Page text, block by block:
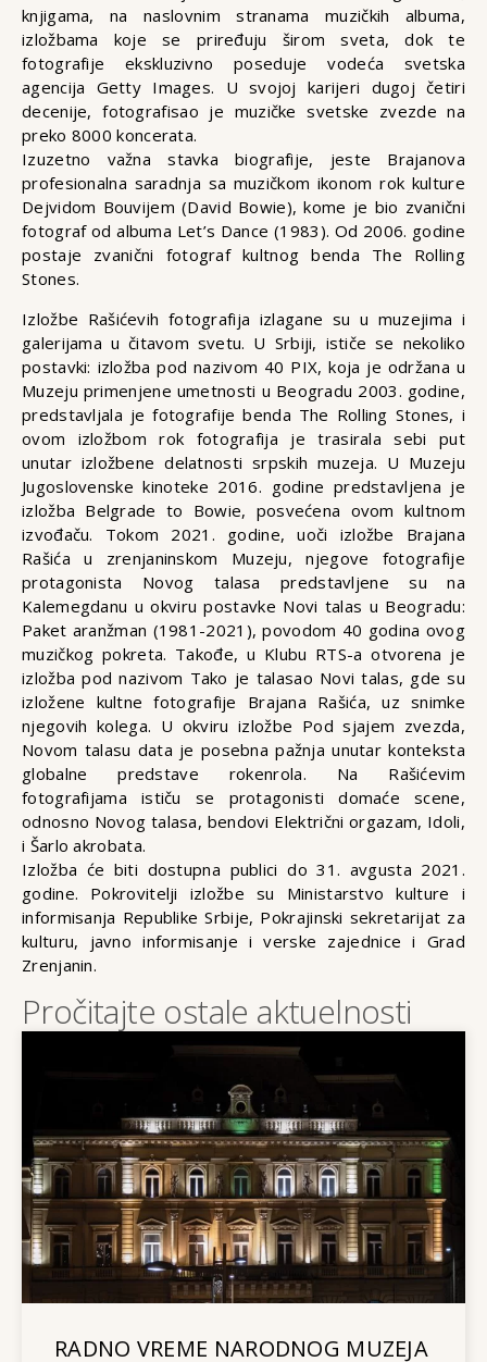
knjigama, na naslovnim stranama muzičkih albuma,
izložbama koje se priređuju širom sveta, dok te
fotografije ekskluzivno poseduje vodeća svetska
agencija Getty Images. U svojoj karijeri dugoj četiri
decenije, fotografisao je muzičke svetske zvezde na
preko 8000 koncerata.
Izuzetno važna stavka biografije, jeste Brajanova
profesionalna saradnja sa muzičkom ikonom rok kulture
Dejvidom Bouvijem (David Bowie), kome je bio zvanični
fotograf od albuma Let’s Dance (1983). Od 2006. godine
postaje zvanični fotograf kultnog benda The Rolling
Stones.
Izložbe Rašićevih fotografija izlagane su u muzejima i
galerijama u čitavom svetu. U Srbiji, ističe se nekoliko
postavki: izložba pod nazivom 40 PIX, koja je održana u
Muzeju primenjene umetnosti u Beogradu 2003. godine,
predstavljala je fotografije benda The Rolling Stones, i
ovom izložbom rok fotografija je trasirala sebi put
unutar izložbene delatnosti srpskih muzeja. U Muzeju
Jugoslovenske kinoteke 2016. godine predstavljena je
izložba Belgrade to Bowie, posvećena ovom kultnom
izvođaču. Tokom 2021. godine, uoči izložbe Brajana
Rašića u zrenjaninskom Muzeju, njegove fotografije
protagonista Novog talasa predstavljene su na
Kalemegdanu u okviru postavke Novi talas u Beogradu:
Paket aranžman (1981-2021), povodom 40 godina ovog
muzičkog pokreta. Takođe, u Klubu RTS-a otvorena je
izložba pod nazivom Tako je talasao Novi talas, gde su
izložene kultne fotografije Brajana Rašića, uz snimke
njegovih kolega. U okviru izložbe Pod sjajem zvezda,
Novom talasu data je posebna pažnja unutar konteksta
globalne predstave rokenrola. Na Rašićevim
fotografijama ističu se protagonisti domaće scene,
odnosno Novog talasa, bendovi Električni orgazam, Idoli,
i Šarlo akrobata.
Izložba će biti dostupna publici do 31. avgusta 2021.
godine. Pokrovitelji izložbe su Ministarstvo kulture i
informisanja Republike Srbije, Pokrajinski sekretarijat za
kulturu, javno informisanje i verske zajednice i Grad
Zrenjanin.
Pročitajte ostale aktuelnosti
RADNO VREME NARODNOG MUZEJA